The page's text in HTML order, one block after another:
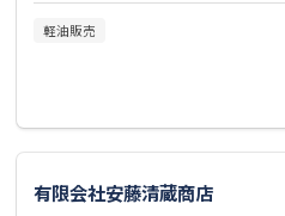
軽油販売
有限会社安藤清蔵商店